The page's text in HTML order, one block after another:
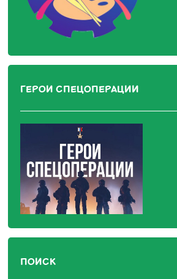
ГЕРОИ СПЕЦОПЕРАЦИИ
ПОИСК